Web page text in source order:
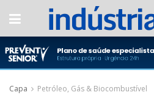
Capa Petróleo, Gás & Biocombustível